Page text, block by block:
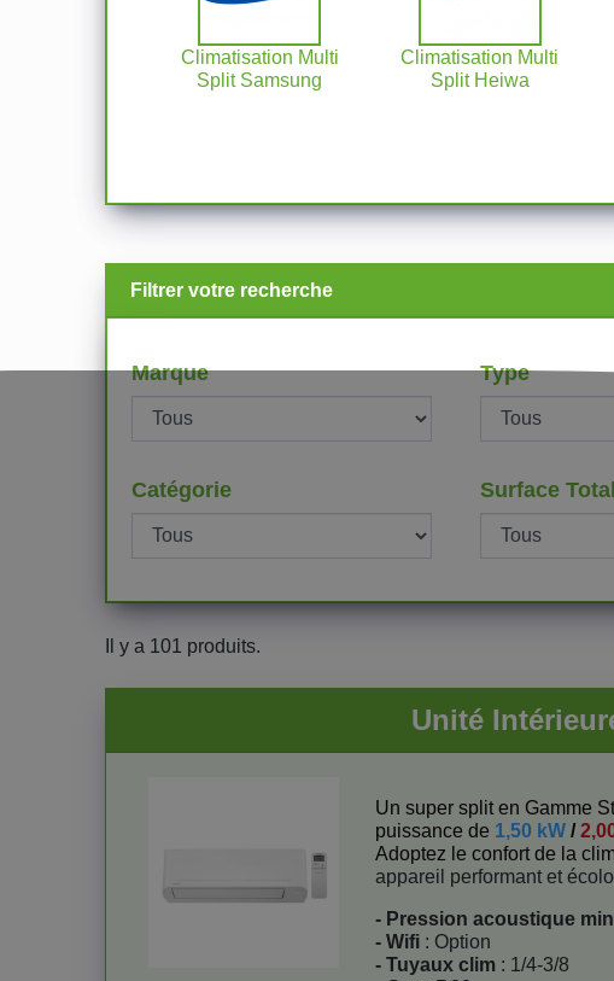
Climatisation Multi
Split Samsung
Climatisation Multi
Split Heiwa
Filtrer votre recherche
Marque Type
Catégorie Surface
Il y a 101 produits.
Unité
Un super split en Gamme
puissance de 1,50 kW /
Adoptez le confort de la
appareil performant et
- Pression acoustique
- Wifi : Option
- Tuyaux clim : 1/4-3/8